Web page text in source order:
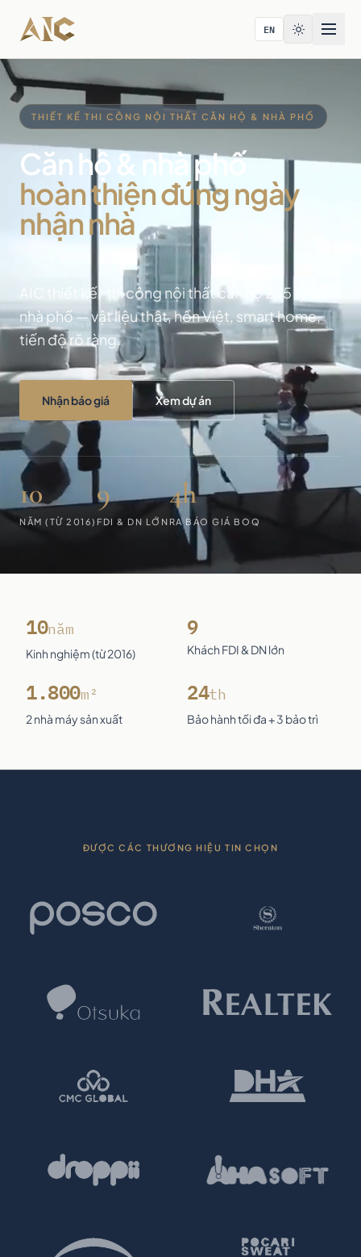
Bỏ qua tới nội dung
EN
THIẾT KẾ THI CÔNG NỘI THẤT CĂN HỘ & NHÀ PHỐ
Căn hộ & nhà phố
hoàn thiện đúng ngày
nhận nhà
AIC thiết kế · thi công nội thất căn hộ 2-5 tỷ và
nhà phố — vật liệu thật, hồn Việt, smart home,
tiến độ rõ ràng.
Nhận báo giá Xem dự án
10
NĂM (TỪ 2016)
9
FDI & DN LỚN
4h
RA BÁO GIÁ BOQ
10năm
Kinh nghiệm (từ 2016)
9
Khách FDI & DN lớn
1.800m²
2 nhà máy sản xuất
24th
Bảo hành tối đa + 3 bảo trì
ĐƯỢC CÁC THƯƠNG HIỆU TIN CHỌN